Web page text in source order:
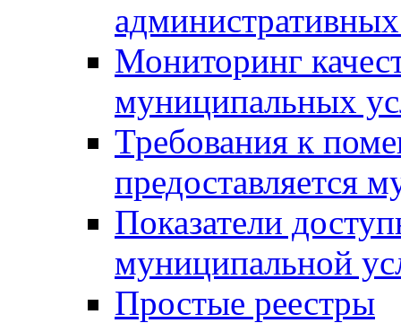
Мониторинг
муниципальных
Требования к
предоставляется
Показатели
муниципальной
Простые реестры